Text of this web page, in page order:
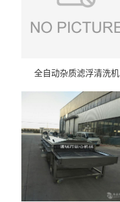
全自动杂质滤浮清洗机